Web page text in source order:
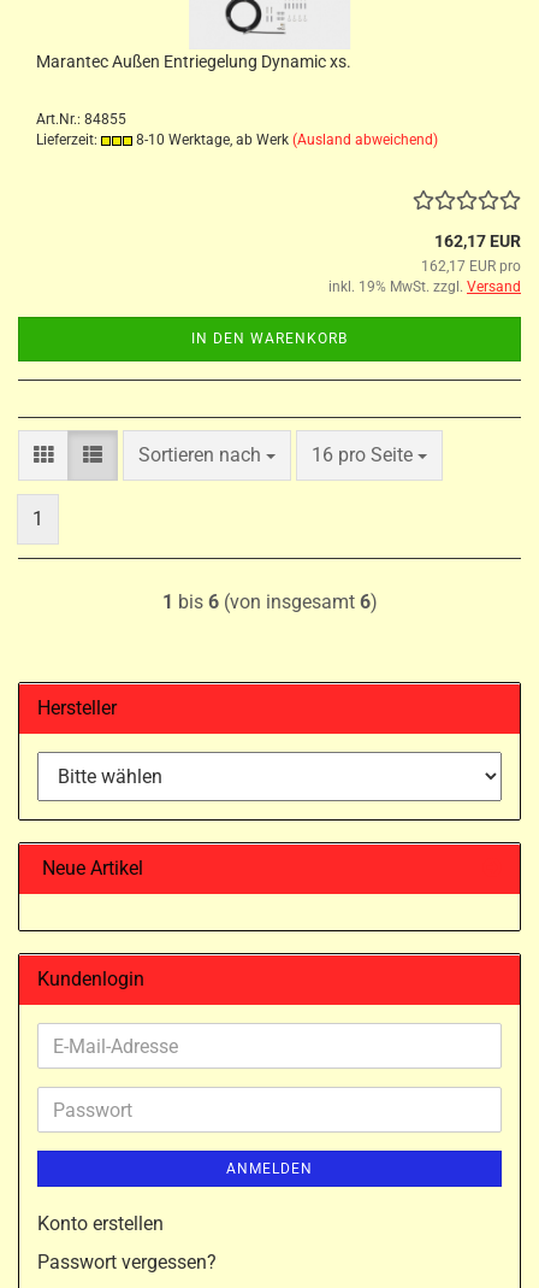
Marantec Außen Entriegelung Dynamic xs.
Art.Nr.: 84855
Lieferzeit:
8-10 Werktage, ab Werk (Ausland abweichend)
162,17 EUR
162,17 EUR pro
inkl. 19% MwSt. zzgl. Versand
IN DEN WARENKORB
Sortieren nach
Sortieren nach 16 pro Seite
pro Seite
1
1 bis 6(von insgesamt 6)
Hersteller
Neue Artikel
Kundenlogin
E-
Mail-
Adresse
Passwort
ANMELDEN
Konto erstellen
Passwort vergessen?